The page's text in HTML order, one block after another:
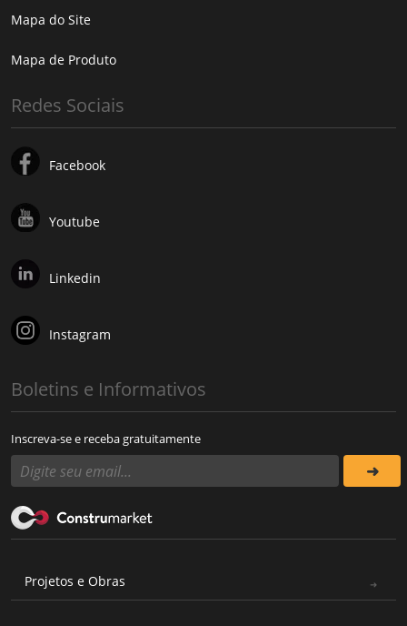
Mapa do Site
Mapa de Produto
Redes Sociais
Facebook
Youtube
Linkedin
Instagram
Boletins e Informativos
Inscreva-se e receba gratuitamente
Projetos e Obras